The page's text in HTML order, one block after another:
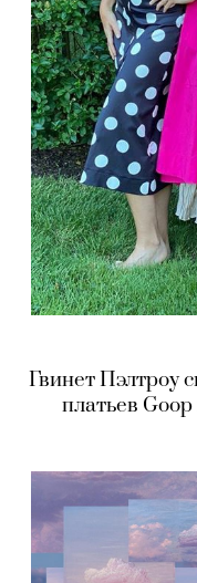
Гвинет Пэлтроу
платьев